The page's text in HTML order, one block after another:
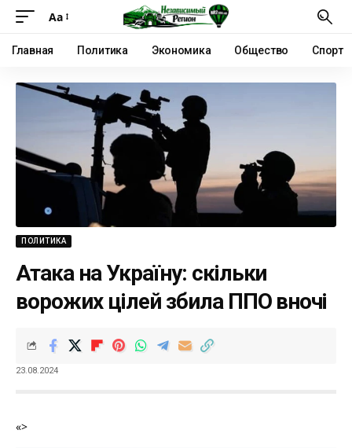
Аа
Главная Политика Экономика Общество Спорт
ПОЛИТИКА
Атака на Україну: скільки
ворожих цілей збила ППО вночі
23.08.2024
«>